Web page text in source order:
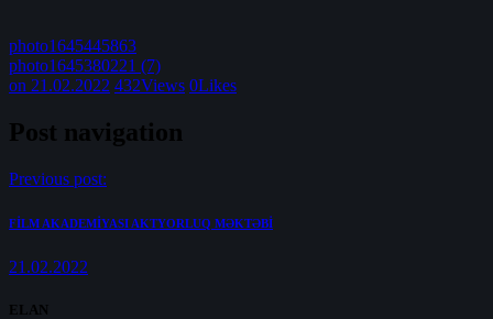
photo1645445863
photo1645380221 (7)
on 21.02.2022 432Views 0Likes
Post navigation
Previous post:
FİLM AKADEMİYASI AKTYORLUQ MƏKTƏBİ
21.02.2022
ELAN